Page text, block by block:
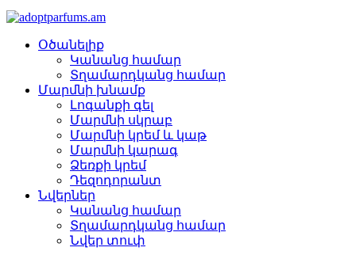
Օծանելիք
Կանանց համար
Տղամարդկանց համար
Մարմնի խնամք
Լոգանքի գել
Մարմնի սկրաբ
Մարմնի կրեմ և կաթ
Մարմնի կարագ
Ձեռքի կրեմ
Դեզոդորանտ
Նվերներ
Կանանց համար
Տղամարդկանց համար
Նվեր տուփ